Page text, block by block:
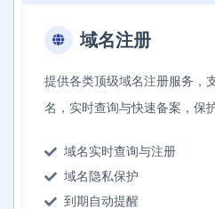
域名注册
提供各类顶级域名注册服务，
名，实时查询与快速备案，保
域名实时查询与注册
域名隐私保护
到期自动提醒